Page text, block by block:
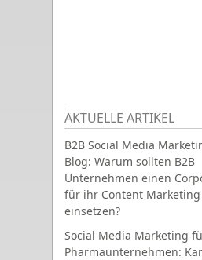
AKTUELLE ARTIKEL
B2B Social Media
Blog: Warum sollten B2B
Unternehmen einen
für ihr Content Marketing
einsetzen?
Social Media Marketing
Pharmaunternehmen: